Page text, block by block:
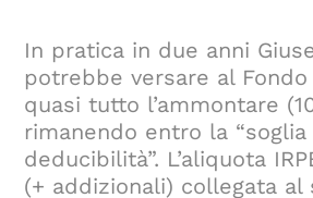
In pratica in due anni
potrebbe versare al Fondo
quasi tutto l’ammontare
rimanendo entro la “soglia
deducibilità”. L’aliquota
(+ addizionali) collegata